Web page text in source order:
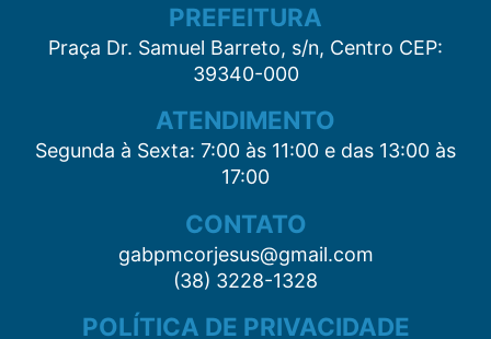
PREFEITURA
Praça Dr. Samuel Barreto, s/n, Centro CEP:
39340-000
ATENDIMENTO
Segunda à Sexta: 7:00 às 11:00 e das 13:00 às
17:00
CONTATO
gabpmcorjesus@gmail.com
(38) 3228-1328
POLÍTICA DE PRIVACIDADE